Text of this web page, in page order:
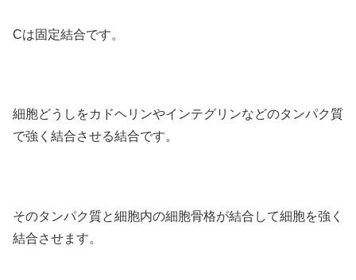
Cは固定結合です。
細胞どうしをカドヘリンやインテグリンなどのタンパク質
で強く結合させる結合です。
そのタンパク質と細胞内の細胞骨格が結合して細胞を強く
結合させます。